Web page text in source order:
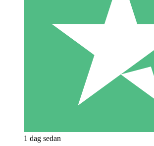
1 dag sedan